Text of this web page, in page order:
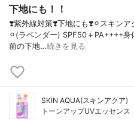
下地にも！！
❣️紫外線対策❣️下地にも❣️⚪︎スキン
⚪︎(ラベンダー) SPF50＋PA++++
前の下地…続きを見る
SKIN AQUA(スキンアクア)
トーンアップUVエッセンス